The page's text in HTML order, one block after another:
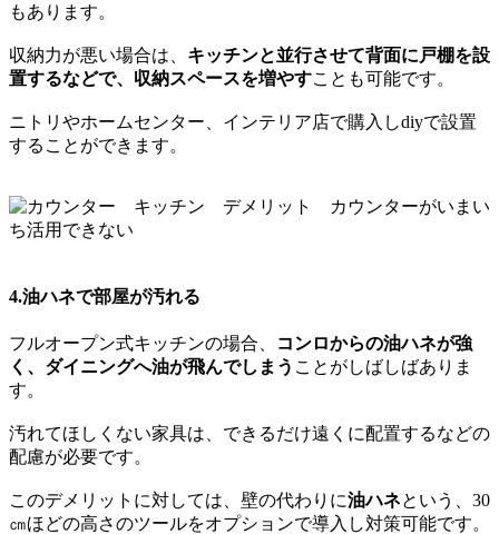
もあります。
収納力が悪い場合は、 キッチンと並行させて背面に戸棚を設
置するなどで、収納スペースを増やすことも可能です。
ニトリやホームセンター、インテリア店で購入しdiyで設置
することができます。
4.油ハネで部屋が汚れる
フルオープン式キッチンの場合、
コンロからの油ハネが強
く、ダイニングへ油が飛んでしまう ことがしばしばありま
す。
汚れてほしくない家具は、できるだけ遠くに配置するなどの
配慮が必要です。
このデメリットに対しては、壁の代わりに油ハネという、30
㎝ほどの高さのツールをオプションで導入し対策可能です。